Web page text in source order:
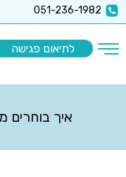
051-236-1982
לתיאום פגישה
איך בוחרים